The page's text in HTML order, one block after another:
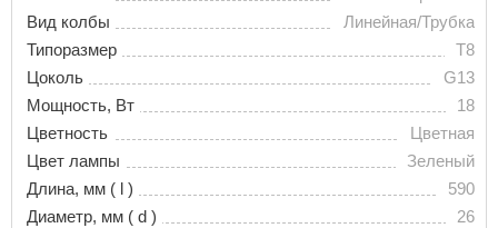
Вид колбы
Линейная/Трубка
Типоразмер
T8
Цоколь
G13
Мощность, Вт
18
Цветность
Цветная
Цвет лампы
Зеленый
Длина, мм ( l )
590
Диаметр, мм ( d )
26